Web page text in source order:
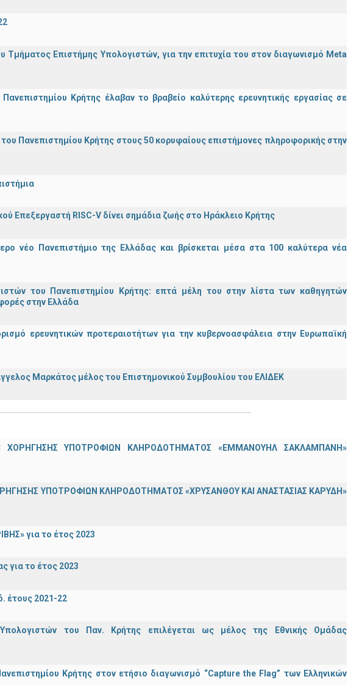
Τμήματος Επιστήμης Υπολογιστών, για την επιτυχία του στον διαγωνισμό Meta
Κρήτης έλαβαν το βραβείο καλύτερης ερευνητικής εργασίας σε
Πανεπιστημίου Κρήτης στους 50 κορυφαίους επιστήμονες πληροφορικής στην
Επεξεργαστή RISC-V δίνει σημάδια ζωής στο Ηράκλειο Κρήτης
νέο Πανεπιστήμιο της Ελλάδας και βρίσκεται μέσα στα 100 καλύτερα νέα
του Πανεπιστημίου Κρήτης: επτά μέλη του στην λίστα των καθηγητών
στην Ελλάδα
ερευνητικών προτεραιοτήτων για την κυβερνοασφάλεια στην Ευρωπαϊκή
Μαρκάτος μέλος του Επιστημονικού Συμβουλίου του ΕΛΙΔΕΚ
ΧΟΡΗΓΗΣΗΣ ΥΠΟΤΡΟΦΙΩΝ ΚΛΗΡΟΔΟΤΗΜΑΤΟΣ «ΕΜΜΑΝΟΥΗΛ ΣΑΚΛΑΜΠΑΝΗ»
ΥΠΟΤΡΟΦΙΩΝ ΚΛΗΡΟΔΟΤΗΜΑΤΟΣ «ΧΡΥΣΑΝΘΟΥ ΚΑΙ ΑΝΑΣΤΑΣΙΑΣ ΚΑΡΥΔΗ»
για το έτος 2023
για το έτος 2023
έτους 2021-22
του Παν. Κρήτης επιλέγεται ως μέλος της Εθνικής Ομάδας
Κρήτης στον ετήσιο διαγωνισμό “Capture the Flag” των Ελληνικών